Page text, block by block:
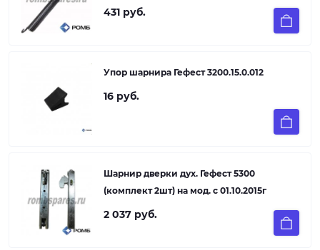
431 руб.
Упор шарнира Гефест 3200.15.0.012
16 руб.
Шарнир дверки дух. Гефест 5300
(комплект 2шт) на мод. с 01.10.2015г
2 037 руб.